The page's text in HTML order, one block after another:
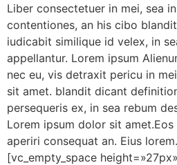
Liber consectetuer in mei, sea
contentiones, an his cibo
iudicabit similique id velex, in
appellantur. Lorem ipsum
nec eu, vis detraxit pericu in
sit amet. blandit dicant
persequeris ex, in sea rebum
Lorem ipsum dolor sit
aperiri consequat an. Eius
[vc_empty_space